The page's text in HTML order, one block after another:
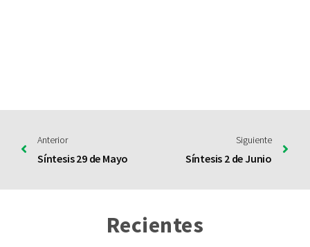
Anterior
Síntesis 29 de Mayo
Siguiente
Síntesis 2 de Junio
Recientes